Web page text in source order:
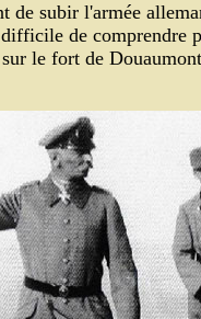
de subir l'armée
de comprendre
le fort de